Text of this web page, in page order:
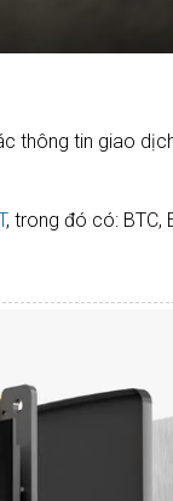
thông tin giao
, trong đó có: BTC,